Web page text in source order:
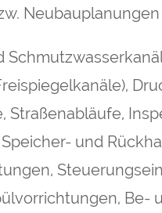
Neubauplanungen
Straßenabläufe,
und
Be-